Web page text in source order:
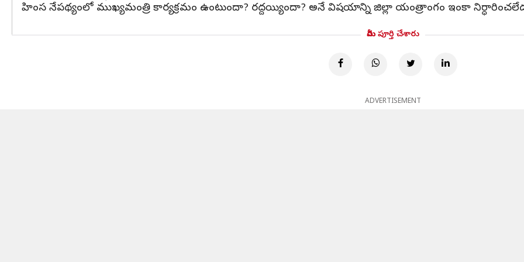
హింస నేపథ్యంలో ముఖ్యమంత్రి కార్యక్రమం ఉంటుందా? రద్దయ్యిందా? అనే విషయాన్ని జిల్లా యంత్రాంగం ఇంకా
మీరు పూర్తి చేశారు
ADVERTISEMENT